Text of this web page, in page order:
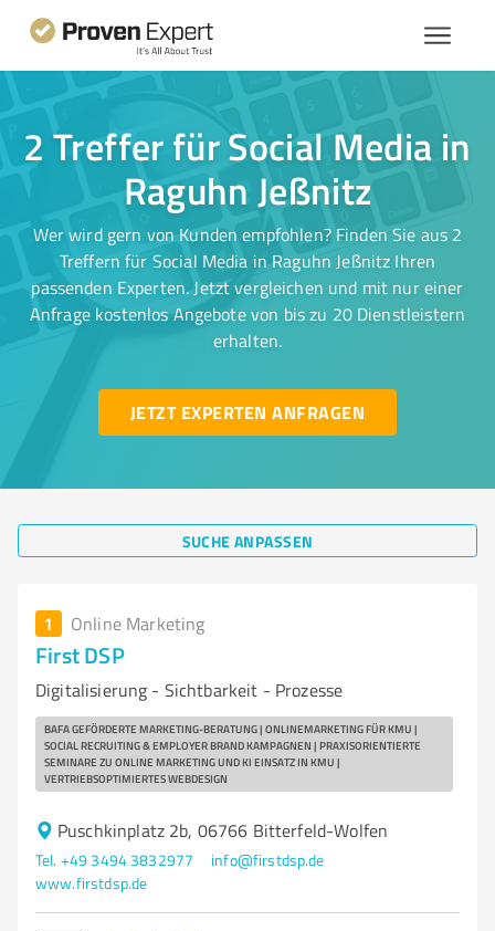
2 Treffer für Social Media in
Raguhn Jeßnitz
Wer wird gern von Kunden empfohlen? Finden Sie aus 2
Treffern für Social Media in Raguhn Jeßnitz Ihren
passenden Experten. Jetzt vergleichen und mit nur einer
Anfrage kostenlos Angebote von bis zu 20 Dienstleistern
erhalten.
JETZT EXPERTEN ANFRAGEN
SUCHE ANPASSEN
1 Online Marketing
First DSP
Digitalisierung - Sichtbarkeit - Prozesse
BAFA GEFÖRDERTE MARKETING-BERATUNG | ONLINEMARKETING FÜR KMU |
SOCIAL RECRUITING & EMPLOYER BRAND KAMPAGNEN | PRAXISORIENTIERTE
SEMINARE ZU ONLINE MARKETING UND KI EINSATZ IN KMU |
VERTRIEBSOPTIMIERTES WEBDESIGN
Puschkinplatz 2b, 06766 Bitterfeld-Wolfen
Tel. +49 3494 3832977
info@firstdsp.de
www.firstdsp.de